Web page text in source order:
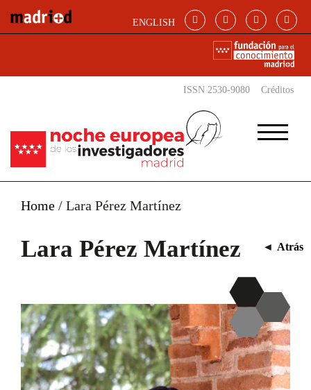
ENGLISH
ISSN 2530-9080 Créditos
Home / Lara Pérez Martínez
Lara Pérez Martínez ◄ Atrás